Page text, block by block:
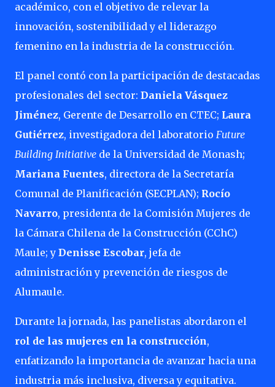
académico, con el objetivo de relevar la
innovación, sostenibilidad y el liderazgo
femenino en la industria de la construcción.
El panel contó con la participación de destacadas
profesionales del sector: Daniela Vásquez
Jiménez, Gerente de Desarrollo en CTEC; Laura
Gutiérrez, investigadora del laboratorio Future
Building Initiative de la Universidad de Monash;
Mariana Fuentes, directora de la Secretaría
Comunal de Planificación (SECPLAN); Rocío
Navarro, presidenta de la Comisión Mujeres de
la Cámara Chilena de la Construcción (CChC)
Maule; y Denisse Escobar, jefa de
administración y prevención de riesgos de
Alumaule.
Durante la jornada, las panelistas abordaron el
rol de las mujeres en la construcción,
enfatizando la importancia de avanzar hacia una
industria más inclusiva, diversa y equitativa.